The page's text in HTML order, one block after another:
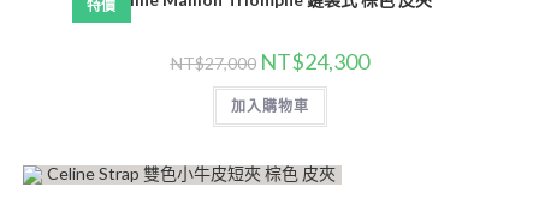
特價
NT$27,000 NT$24,300
加入購物車